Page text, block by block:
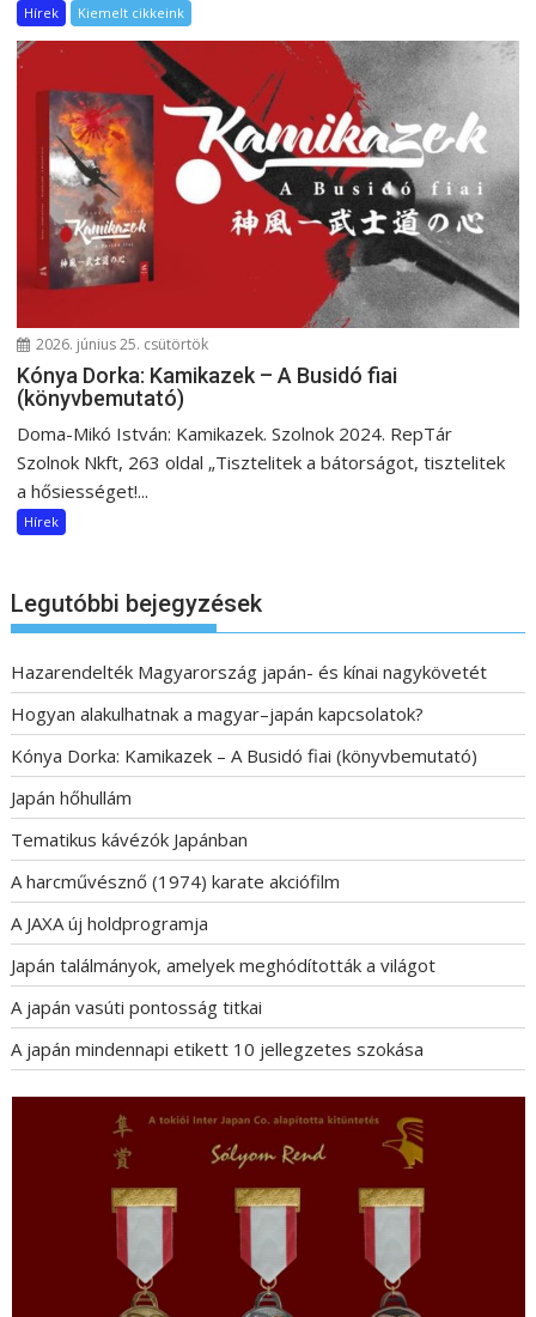
Hírek Kiemelt cikkeink
2026. június 25. csütörtök
Kónya Dorka: Kamikazek – A Busidó fiai
(könyvbemutató)
Doma-Mikó István: Kamikazek. Szolnok 2024. RepTár
Szolnok Nkft, 263 oldal „Tisztelitek a bátorságot, tisztelitek
a hősiességet!...
Hírek
Legutóbbi bejegyzések
Hazarendelték Magyarország japán- és kínai nagykövetét
Hogyan alakulhatnak a magyar–japán kapcsolatok?
Kónya Dorka: Kamikazek – A Busidó fiai (könyvbemutató)
Japán hőhullám
Tematikus kávézók Japánban
A harcművésznő (1974) karate akciófilm
A JAXA új holdprogramja
Japán találmányok, amelyek meghódították a világot
A japán vasúti pontosság titkai
A japán mindennapi etikett 10 jellegzetes szokása